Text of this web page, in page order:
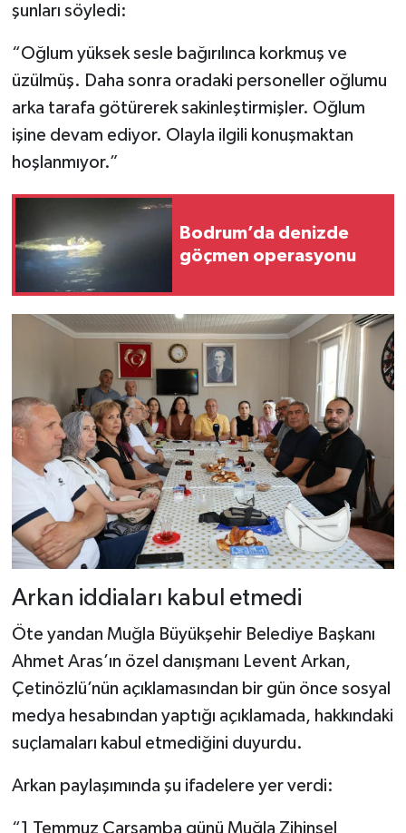
şunları söyledi:
“Oğlum yüksek sesle bağırılınca korkmuş ve
üzülmüş. Daha sonra oradaki personeller oğlumu
arka tarafa götürerek sakinleştirmişler. Oğlum
işine devam ediyor. Olayla ilgili konuşmaktan
hoşlanmıyor.”
Bodrum’da denizde
göçmen operasyonu
Arkan iddiaları kabul etmedi
Öte yandan Muğla Büyükşehir Belediye Başkanı
Ahmet Aras’ın özel danışmanı Levent Arkan,
Çetinözlü’nün açıklamasından bir gün önce sosyal
medya hesabından yaptığı açıklamada, hakkındaki
suçlamaları kabul etmediğini duyurdu.
Arkan paylaşımında şu ifadelere yer verdi:
“1 Temmuz Çarşamba günü Muğla Zihinsel